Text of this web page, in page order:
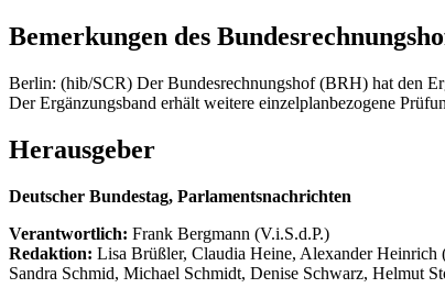
Bemerkungen des
Berlin: (hib/SCR) Der Bundesrechnungshof (BRH) hat den
Der Ergänzungsband erhält weitere einzelplanbezogene
Herausgeber
Deutscher Bundestag, Parlamentsnachrichten
Verantwortlich: Frank Bergmann (V.i.S.d.P.)
Redaktion: Lisa Brüßler, Claudia Heine, Alexander Heinrich
Sandra Schmid, Michael Schmidt, Denise Schwarz, Helmut